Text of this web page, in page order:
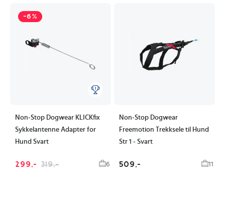
-6%
Non-Stop Dogwear KLICKfix
Sykkelantenne Adapter for
Hund Svart
299,- 319,- 6
Non-Stop Dogwear
Freemotion Trekksele til Hund
Str 1 - Svart
509,- 11